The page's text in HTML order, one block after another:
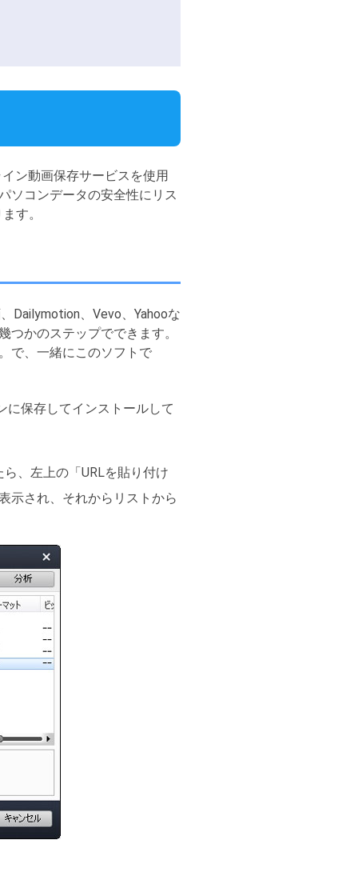
ン動画保存サービスを使用
ソコンデータの安全性にリス
す。
Dailymotion、Vevo、Yahooな
かのステップでできます。
で、一緒にこのソフトで
に保存してインストールして
、左上の「URLを貼り付け
示され、それからリストから